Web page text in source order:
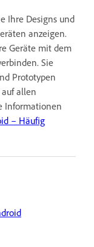
Ihre Designs und
anzeigen.
Geräte mit dem
Sie
Prototypen
allen
Informationen
– Häufig